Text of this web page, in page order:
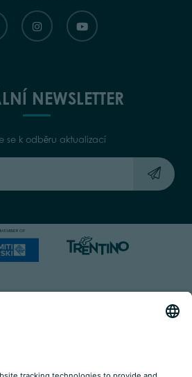
NEWSLETTER
se k odběru aktualizací
220.000,00 | VAT: 01901280220